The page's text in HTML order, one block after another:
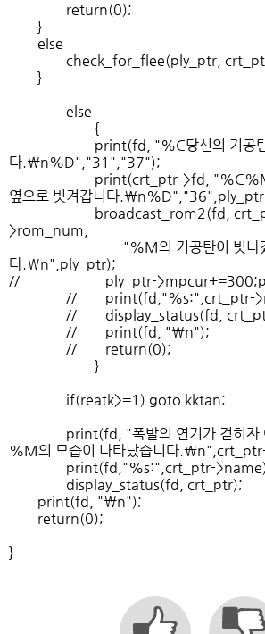
return(0);
}
else
check_for_flee(ply_ptr,
}
else
{
print(fd, "%C당신의 기공탄이
다.\n%D","31","37");
print(crt_ptr->fd, "%C%M의
옆으로 빗겨갑니다
broadcast_rom2(fd,
>rom_num,
"%M의 기공탄이 빗나갔
다.\n",ply_ptr);
// ply_ptr-
// print(fd,"%s:",crt_ptr-
// display_status(fd,
// print(fd, "\n");
// return(0);
}
if(reatk>=1) goto kktan;
print(fd, "폭발의 연기가 걷히자 아
%M의 모습이 나타났습니다
print(fd,"%s:",crt_ptr-
display_status(fd, crt_ptr);
print(fd, "\n");
return(0);
}